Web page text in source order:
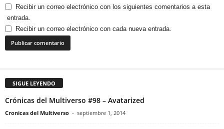
Recibir un correo electrónico con los siguientes comentarios a esta
entrada.
Recibir un correo electrónico con cada nueva entrada.
SIGUE LEYENDO
Crónicas del Multiverso #98 – Avatarized
Cronicas del Multiverso - septiembre 1, 2014